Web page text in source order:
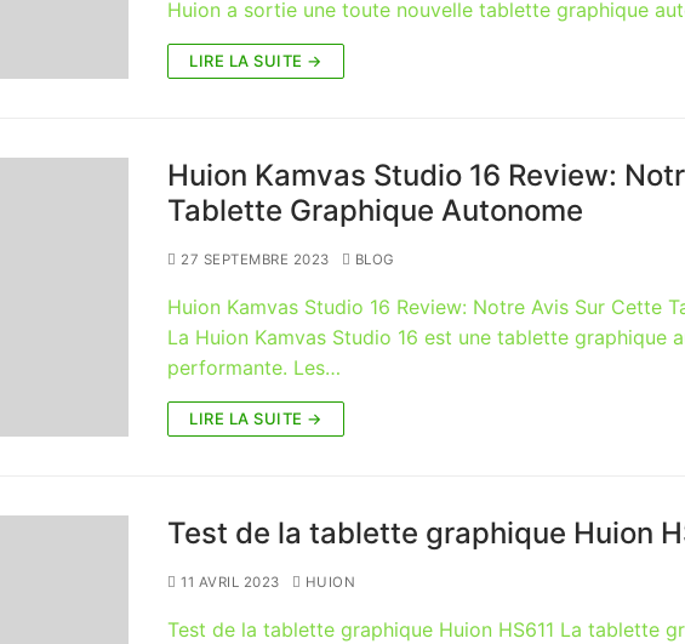
Huion a sortie une toute nouvelle tablette graphique
LIRE LA SUITE →
Huion Kamvas Studio 16 Review:
Tablette Graphique Autonome
27 SEPTEMBRE 2023 BLOG
Huion Kamvas Studio 16 Review: Notre Avis Sur Cette
La Huion Kamvas Studio 16 est une tablette graphique
performante. Les…
LIRE LA SUITE →
Test de la tablette graphique Huion
11 AVRIL 2023 HUION
Test de la tablette graphique Huion HS611 La tablette